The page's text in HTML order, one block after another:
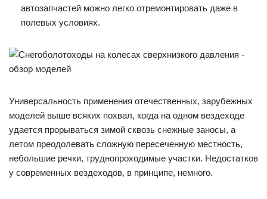
автозапчастей можно легко отремонтировать даже в
полевых условиях.
Универсальность применения отечественных, зарубежных
моделей выше всяких похвал, когда на одном вездеходе
удается прорываться зимой сквозь снежные заносы, а
летом преодолевать сложную пересеченную местность,
небольшие речки, труднопроходимые участки. Недостатков
у современных вездеходов, в принципе, немного.